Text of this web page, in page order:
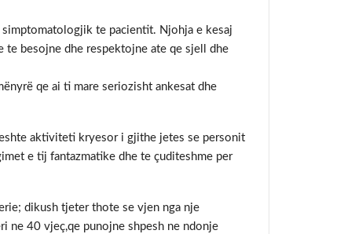
te pacientit. Njohja e kesaj
te besojne dhe respektojne ate qe sjell dhe
qe ai ti mare seriozisht ankesat dhe
aktiviteti kryesor i gjithe jetes se personit
e tij fantazmatike dhe te çuditeshme per
dikush tjeter thote se vjen nga nje
ne 40 vjeç,qe punojne shpesh ne ndonje